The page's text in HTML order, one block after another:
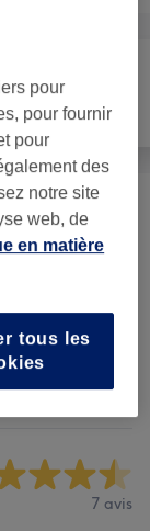
Épilation
de 55 €
7 avis
pour
pour fournir
pour
des
notre site
web, de
en matière
tous les